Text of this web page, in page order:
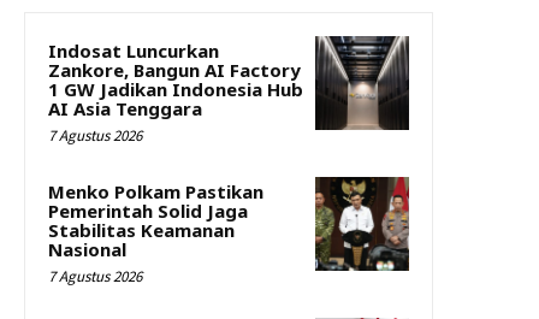
Indosat Luncurkan
Zankore, Bangun AI Factory
1 GW Jadikan Indonesia Hub
AI Asia Tenggara
7 Agustus 2026
Menko Polkam Pastikan
Pemerintah Solid Jaga
Stabilitas Keamanan
Nasional
7 Agustus 2026